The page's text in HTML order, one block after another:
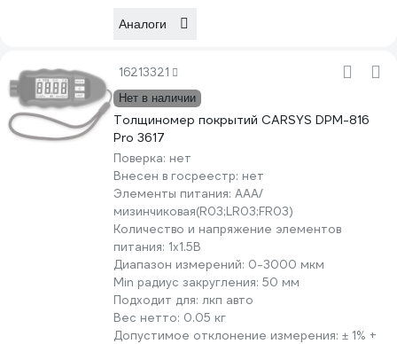
Аналоги
16213321
Нет в наличии
Толщиномер покрытий CARSYS DPM-816
Pro 3617
Поверка: нет
Внесен в госреестр: нет
Элементы питания: AAA/
мизинчиковая(R03;LR03;FR03)
Количество и напряжение элементов
питания: 1х1.5B
Диапазон измерений: 0-3000 мкм
Min радиус закругления: 50 мм
Подходит для: лкп авто
Вес нетто: 0.05 кг
Допустимое отклонение измерения: ± 1% +